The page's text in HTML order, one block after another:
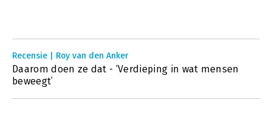
Recensie | Roy van den Anker
Daarom doen ze dat - ‘Verdieping in wat mensen
beweegt’